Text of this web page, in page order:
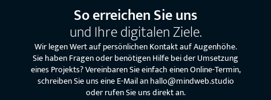
So erreichen Sie uns
und Ihre digitalen Ziele.
Wir legen Wert auf persönlichen Kontakt auf Augenhöhe.
Sie haben Fragen oder benötigen Hilfe bei der Umsetzung
eines Projekts? Vereinbaren Sie einfach einen Online-Termin,
schreiben Sie uns eine E-Mail an hallo@mindweb.studio
oder rufen Sie uns direkt an.